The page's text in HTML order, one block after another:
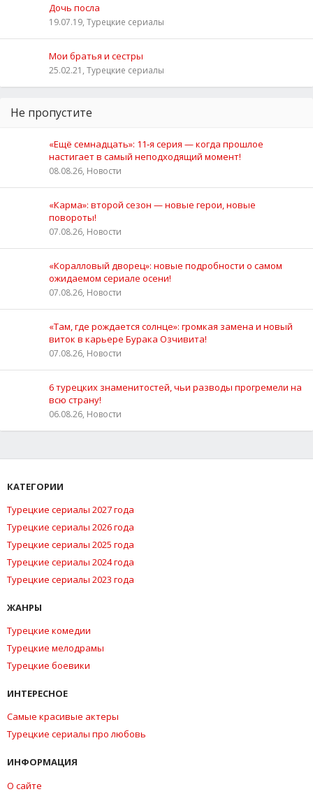
Дочь посла
19.07.19, Турецкие сериалы
Мои братья и сестры
25.02.21, Турецкие сериалы
Не пропустите
«Ещё семнадцать»: 11‑я серия — когда прошлое
настигает в самый неподходящий момент!
08.08.26, Новости
«Карма»: второй сезон — новые герои, новые
повороты!
07.08.26, Новости
«Коралловый дворец»: новые подробности о самом
ожидаемом сериале осени!
07.08.26, Новости
«Там, где рождается солнце»: громкая замена и новый
виток в карьере Бурака Озчивита!
07.08.26, Новости
6 турецких знаменитостей, чьи разводы прогремели на
всю страну!
06.08.26, Новости
КАТЕГОРИИ
Турецкие сериалы 2027 года
Турецкие сериалы 2026 года
Турецкие сериалы 2025 года
Турецкие сериалы 2024 года
Турецкие сериалы 2023 года
ЖАНРЫ
Турецкие комедии
Турецкие мелодрамы
Турецкие боевики
ИНТЕРЕСНОЕ
Самые красивые актеры
Турецкие сериалы про любовь
ИНФОРМАЦИЯ
О сайте